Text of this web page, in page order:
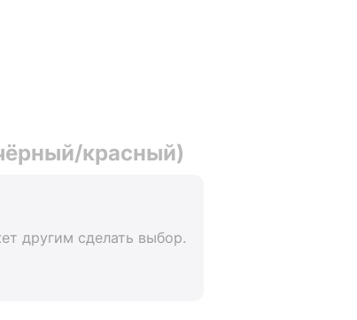
красный)
другим сделать выбор.